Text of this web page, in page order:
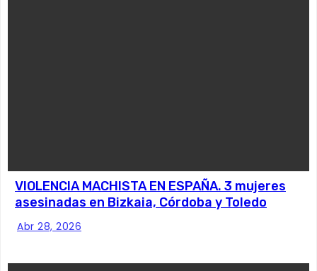
VIOLENCIA MACHISTA EN ESPAÑA. 3 mujeres
asesinadas en Bizkaia, Córdoba y Toledo
Abr 28, 2026